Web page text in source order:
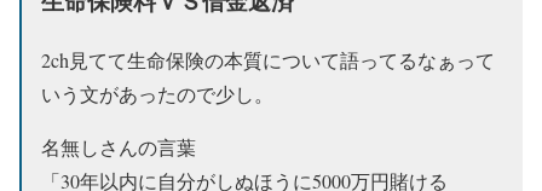
2ch見てて生命保険の本質について語ってるなぁって
いう文があったので少し。
名無しさんの言葉
「30年以内に自分がしぬほうに5000万円賭ける